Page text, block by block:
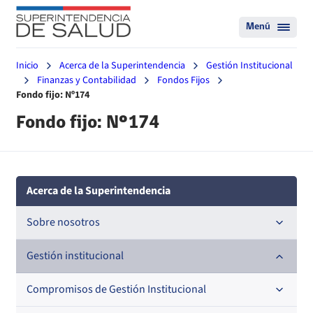
Menú
Inicio Acerca de la Superintendencia
Gestión Institucional
Finanzas y Contabilidad
Fondos Fijos
Fondo fijo: Nº174
Fondo fijo: Nº174
Acerca de la Superintendencia
Sobre nosotros
Historia
Definiciones estratégicas
Gestión institucional
Compromisos de Gestión Institucional